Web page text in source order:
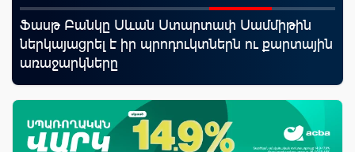
Ֆասթ Բանկը Սևան Ստարտափ Սամմիթին
ներկայացրել է իր պրոդուկտներն ու քարտային
առաջարկները